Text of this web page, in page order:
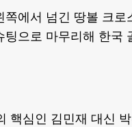
쪽에서 넘긴 땅볼 크로
팅으로 마무리해 한국
핵심인 김민재 대신